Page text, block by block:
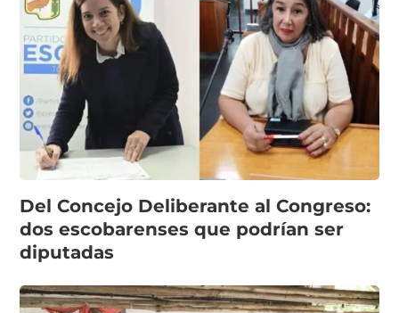
Del Concejo Deliberante al Congreso:
dos escobarenses que podrían ser
diputadas